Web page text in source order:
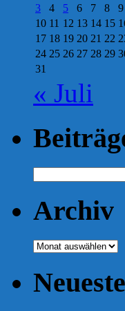
3
4 5 6 7 8
9
10 11 12 13 14 15
17 18 19 20 21 22
24 25 26 27 28 29
31
« Juli
nach:
Archiv
Archiv